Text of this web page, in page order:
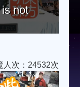
not
人次：24532次